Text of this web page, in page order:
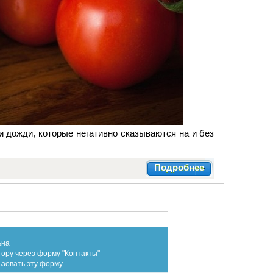
которые негативно сказываются на и без
Подробнее
через форму "Контакты"
эту форму